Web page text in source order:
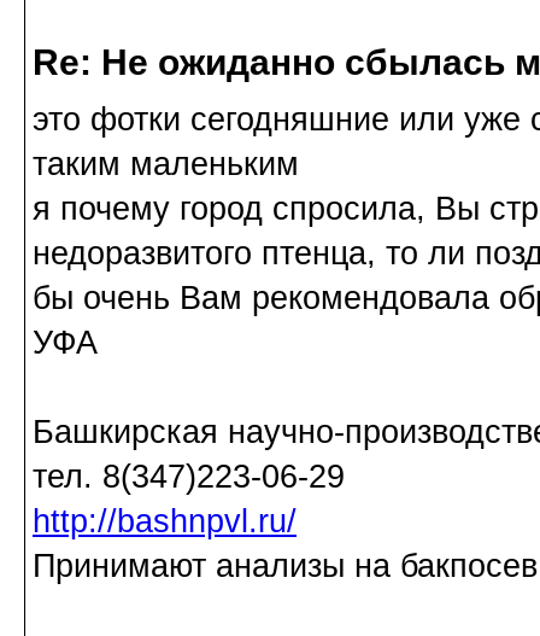
Re: Не ожиданно сбылась
это фотки сегодняшние или уже
таким маленьким
я почему город спросила, Вы
недоразвитого птенца, то ли
бы очень Вам рекомендовала
УФА
Башкирская научно-
тел. 8(347)223-06-29
http://bashnpvl.ru/
Принимают анализы на